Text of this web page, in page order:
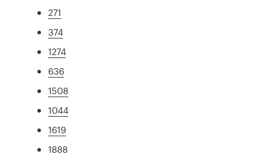
271
374
1274
636
1508
1044
1619
1888